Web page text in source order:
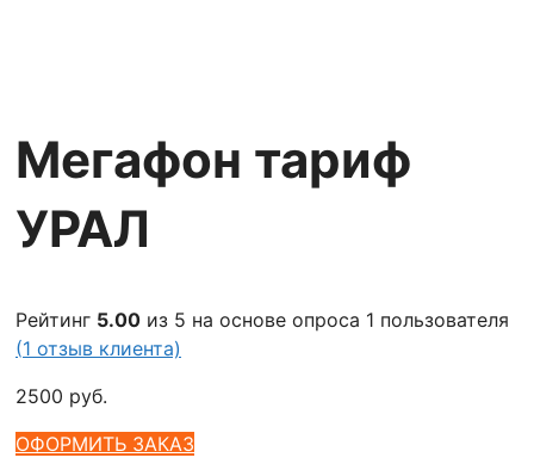
Мегафон тариф
УРАЛ
Рейтинг 5.00 из 5 на основе опроса 1 пользователя
(1 отзыв клиента)
2500 руб.
ОФОРМИТЬ ЗАКАЗ